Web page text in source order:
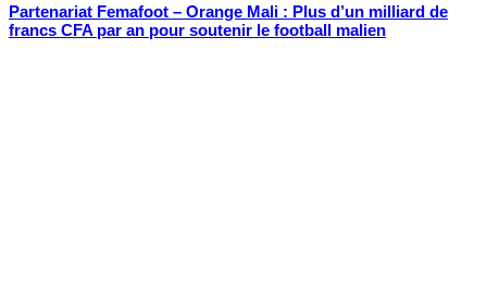
Partenariat Femafoot – Orange Mali : Plus d’un milliard de
francs CFA par an pour soutenir le football malien